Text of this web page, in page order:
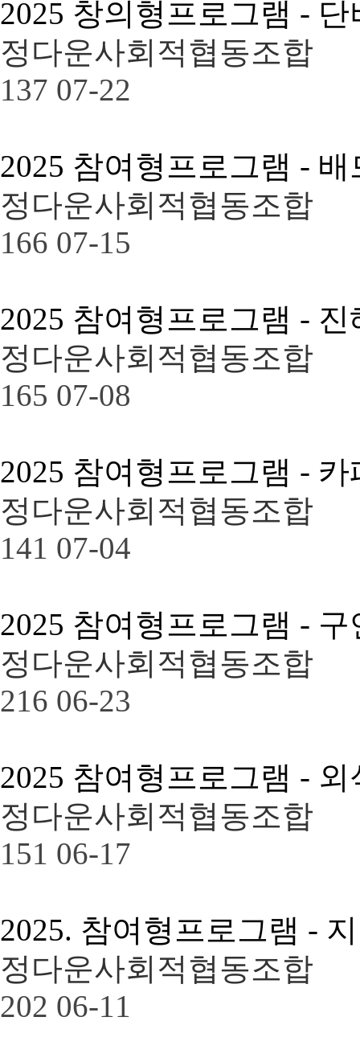
2025 창의형프로그램 -
정다운사회적협동조합
137 07-22
2025 참여형프로그램 -
정다운사회적협동조합
166 07-15
2025 참여형프로그램 -
정다운사회적협동조합
165 07-08
2025 참여형프로그램 -
정다운사회적협동조합
141 07-04
2025 참여형프로그램 - 구
정다운사회적협동조합
216 06-23
2025 참여형프로그램 -
정다운사회적협동조합
151 06-17
2025. 참여형프로그램 -
정다운사회적협동조합
202 06-11